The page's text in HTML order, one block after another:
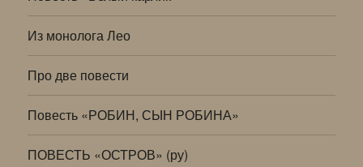
Из монолога Лео
Про две повести
Повесть «РОБИН, СЫН РОБИНА»
ПОВЕСТЬ «ОСТРОВ» (ру)